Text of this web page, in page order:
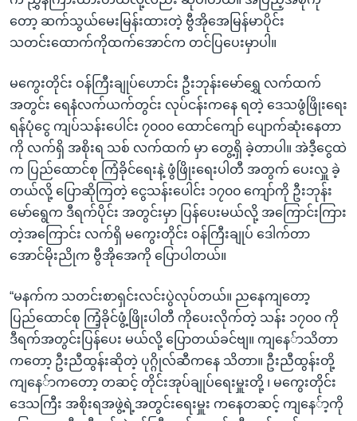
တော့ ဆက်သွယ်မေးမြန်းထားတဲ့ ဗွီအိုအေမြန်မာပိုင်း
သတင်းထောက်ကိုထက်အောင်က တင်ပြပေးမှာပါ။
မကွေးတိုင်း ဝန်ကြီးချုပ်ဟောင်း ဦးဘုန်းမော်ရွှေ လက်ထက်
အတွင်း ရေနံလက်ယက်တွင်း လုပ်ငန်းကနေ ရတဲ့ ဒေသဖွံဖြိုးရေး
ရန်ပုံငွေ ကျပ်သန်းပေါင်း ၇၀၀၀ ထောင်ကျော် ပျောက်ဆုံးနေတာ
ကို လက်ရှိ အစိုးရ သစ် လက်ထက် မှာ တွေ့ရှိ ခဲ့တာပါ။ အဲဒီ့ငွေထဲ
က ပြည်ထောင်စု ကြံခိုင်ရေးနဲ့ ဖွံဖြိုးရေးပါတီ အတွက် ပေးလှူ ခဲ့
တယ်လို့ ပြောဆိုကြတဲ့ ငွေသန်းပေါင်း ၁၇၀၀ ကျော်ကို ဦးဘုန်း
မော်ရွေက ဒီရက်ပိုင်း အတွင်းမှာ ပြန်ပေးမယ်လို့ အကြောင်းကြား
တဲ့အကြောင်း လက်ရှိ မကွေးတိုင်း ဝန်ကြီးချုပ် ဒေါက်တာ
အောင်မိုးညိုက ဗွီအိုအေကို ပြောပါတယ်။
“မနက်က သတင်းစာရှင်းလင်းပွဲလုပ်တယ်။ ညနေကျတော့
ပြည်ထောင်စု ကြံ့ခိုင်ဖွံ့ဖြိုးပါတီ ကိုပေးလိုက်တဲ့ သန်း ၁၇၀၀ ကို
ဒီရက်အတွင်းပြန်ပေး မယ်လို့ ပြောတယ်ခင်ဗျ။ ကျနေ်ာသိတာ
ကတော့ ဦးညီထွန်းဆိုတဲ့ ပုဂ္ဂိုလ်ဆီကနေ သိတာ။ ဦးညီထွန်းတို့
ကျနေ်ာကတော့ တဆင့် တိုင်းအုပ်ချုပ်ရေးမှူးတို့ ၊ မကွေးတိုင်း
ဒေသကြီး အစိုးရအဖွဲ့ရဲ့အတွင်းရေးမှူး ကနေတဆင့် ကျနေ်ာ့ကို